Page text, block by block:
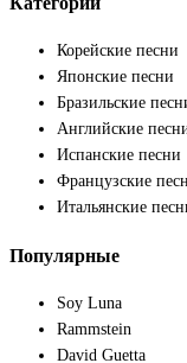
Корейские песни
Японские песни
Бразильские
Английские
Испанские песни
Французские
Итальянские
Популярные
Soy Luna
Rammstein
David Guetta